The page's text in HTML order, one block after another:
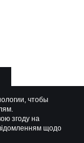
чтобы
згоду на
щодо